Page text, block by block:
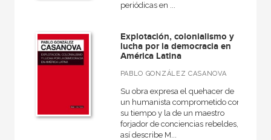
CATÁLOGOS PDF
Catálogos PDF
periódicas en ...
Explotación, colonialismo y
lucha por la democracia en
América Latina
PABLO GONZÁLEZ CASANOVA
Su obra expresa el quehacer de
un humanista comprometido con
su tiempo y la de un maestro
forjador de conciencias rebeldes,
así describe M...